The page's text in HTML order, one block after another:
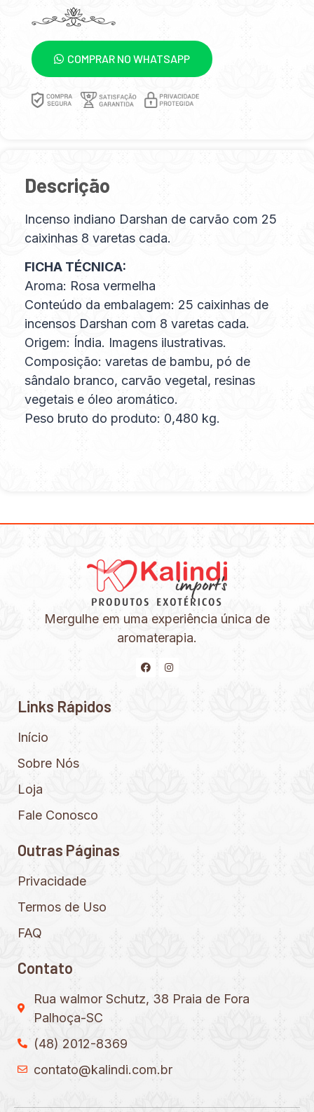
COMPRAR NO WHATSAPP
Descrição
Incenso indiano Darshan de carvão com 25
caixinhas 8 varetas cada.
FICHA TÉCNICA:
Aroma: Rosa vermelha
Conteúdo da embalagem: 25 caixinhas de
incensos Darshan com 8 varetas cada.
Origem: Índia. Imagens ilustrativas.
Composição: varetas de bambu, pó de
sândalo branco, carvão vegetal, resinas
vegetais e óleo aromático.
Peso bruto do produto: 0,480 kg.
Mergulhe em uma experiência única de
aromaterapia.
Links Rápidos
Início
Sobre Nós
Loja
Fale Conosco
Outras Páginas
Privacidade
Termos de Uso
FAQ
Contato
Rua walmor Schutz, 38 Praia de Fora
Palhoça-SC
(48) 2012-8369
contato@kalindi.com.br